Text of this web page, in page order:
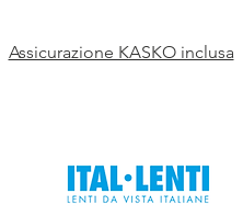
Assicurazione KASKO inclusa